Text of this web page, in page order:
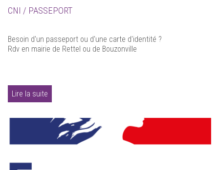
CNI / PASSEPORT
Besoin d'un passeport ou d'une carte d'identité ?
Rdv en mairie de Rettel ou de Bouzonville
Lire la suite